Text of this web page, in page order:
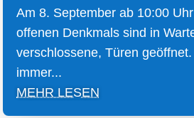
Am 8. September ab 10:00
offenen Denkmals sind in
verschlossene, Türen
immer...
MEHR LESEN